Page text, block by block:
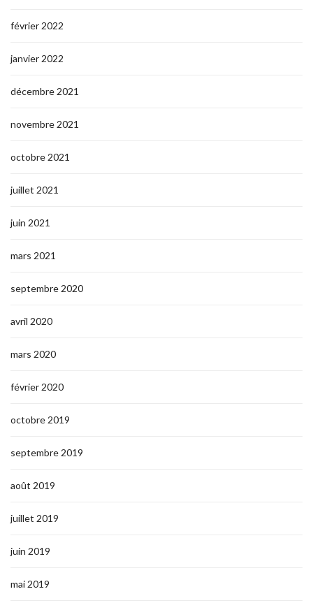
février 2022
janvier 2022
décembre 2021
novembre 2021
octobre 2021
juillet 2021
juin 2021
mars 2021
septembre 2020
avril 2020
mars 2020
février 2020
octobre 2019
septembre 2019
août 2019
juillet 2019
juin 2019
mai 2019